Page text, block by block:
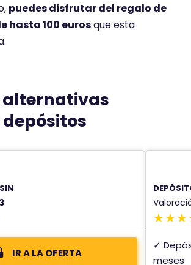
puedes disfrutar del regalo de
hasta 100 eurosque esta
alternativas
IR A LA OFERTA
✓
meses